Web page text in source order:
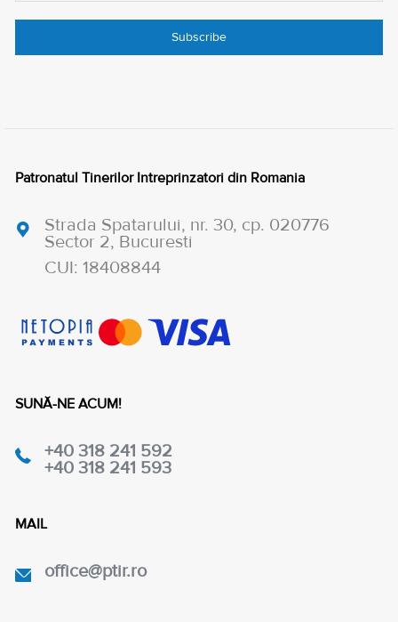
Patronatul Tinerilor Intreprinzatori din Romania
Strada Spatarului, nr. 30, cp. 020776
Sector 2, Bucuresti
CUI: 18408844
SUNĂ-NE ACUM!
+40 318 241 592
+40 318 241 593
MAIL
office@ptir.ro